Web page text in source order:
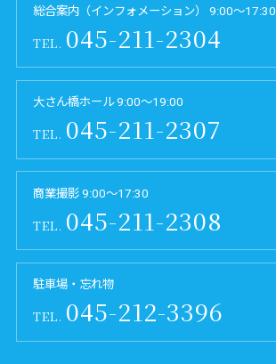
総合案内（インフォメーション） 9:00～17:30
TEL. 045-211-2304
大さん橋ホール 9:00～19:00
TEL. 045-211-2307
商業撮影 9:00～17:30
TEL. 045-211-2308
駐車場・忘れ物
TEL. 045-212-3396